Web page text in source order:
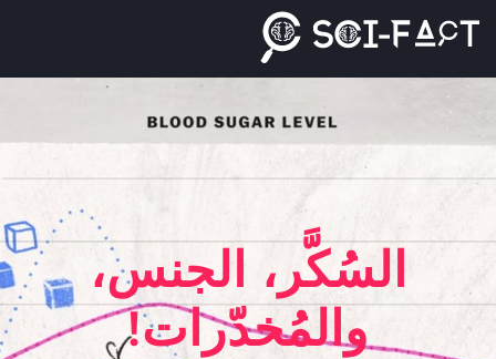
content
السُكَّر، الجنس،
والمُخدّرات!